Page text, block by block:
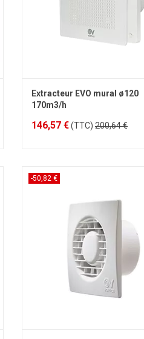
Extracteur EVO mural ø120
170m3/h
146,57 €(TTC) 200,64 €
-50,82 €